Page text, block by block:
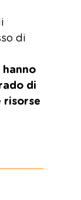
di
di
risorse